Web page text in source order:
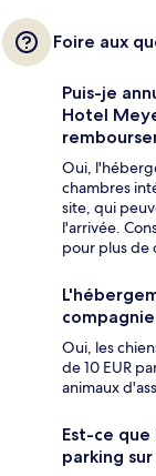
Foire aux
Puis-je
Hotel
Oui,
chambres
site, qui
l'arrivée.
pour plus de
Oui, les
de 10 EUR
animaux
Est-ce
parking